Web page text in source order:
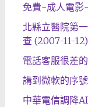
免費-成人電影
北縣立醫院第
查 (2007-11-12)
電話客服很差
講到微軟的序
中華電信調降